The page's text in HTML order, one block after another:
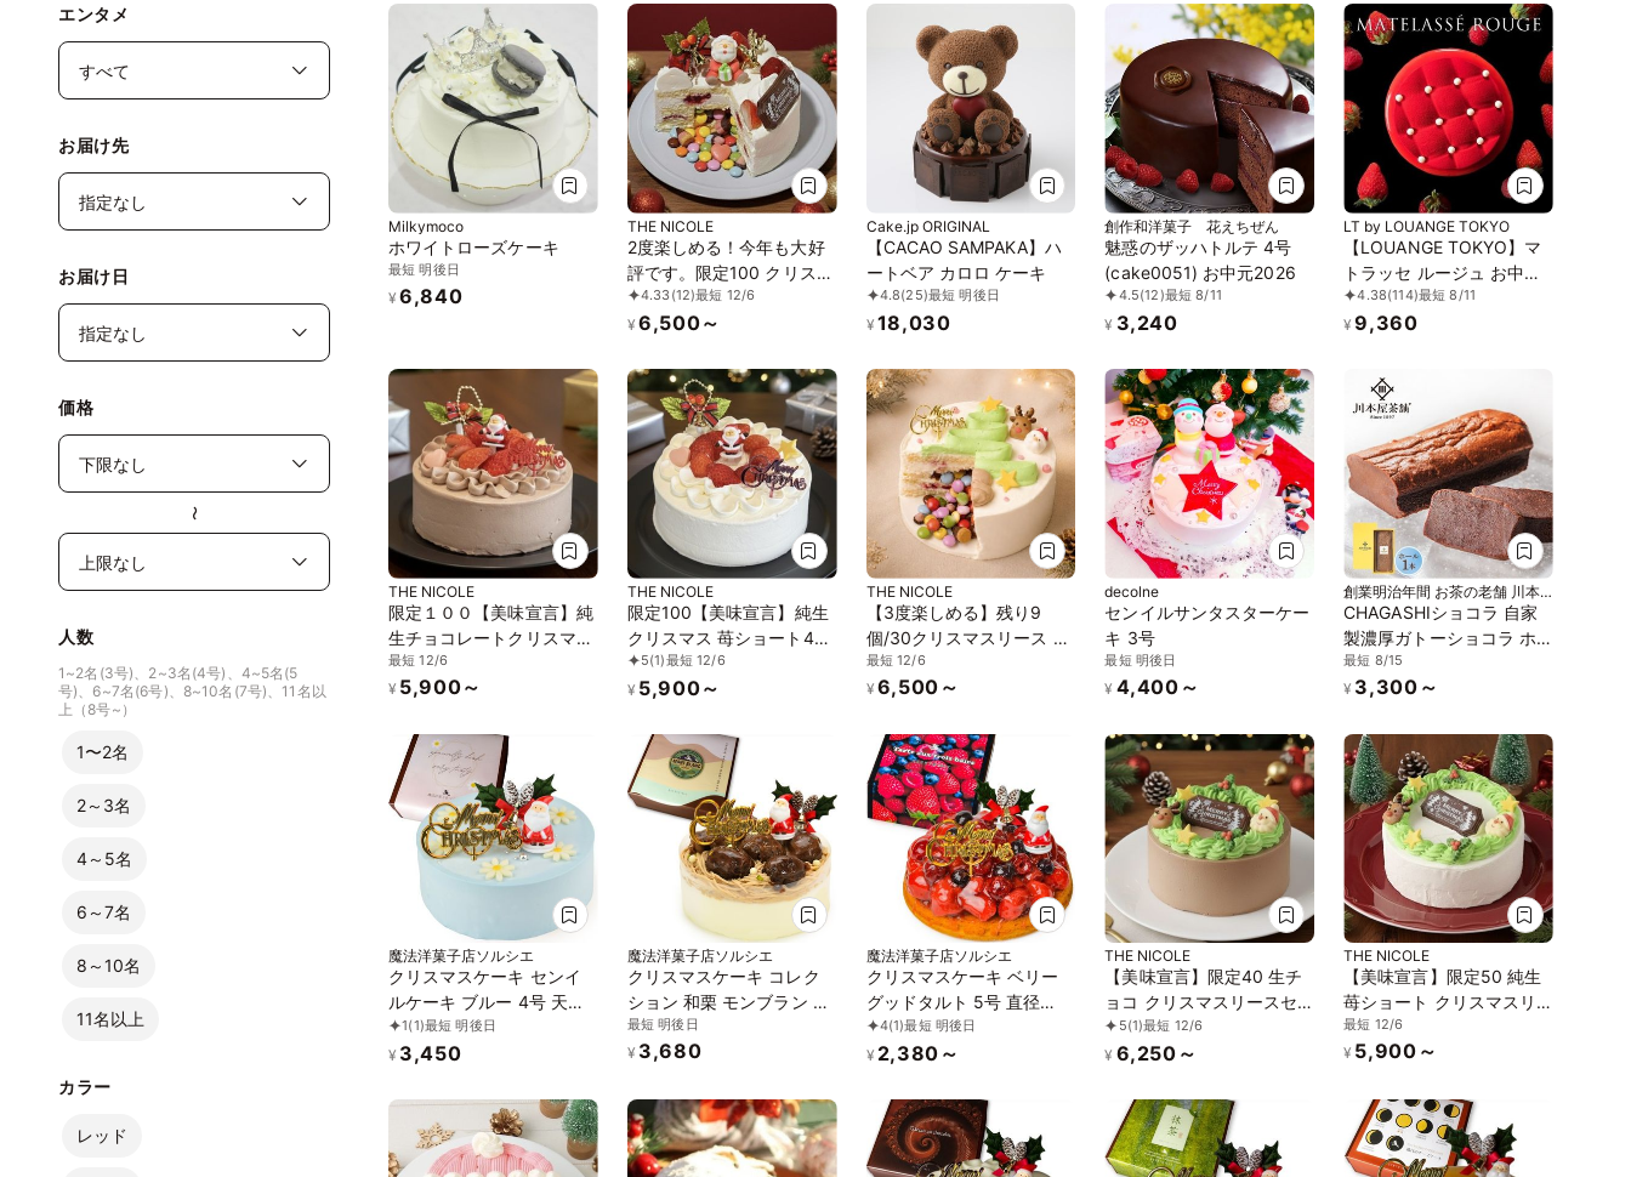
エンタメ
お届け先
お届け日
価格
〜
人数
1~2名(3号)、2~3名(4号)、4~5名(5
号)、6~7名(6号)、8~10名(7号)、11名以
上（8号~）
1〜2名
2～3名
4～5名
6～7名
8～10名
11名以上
カラー
レッド
Milkymoco
ホワイトローズケーキ
最短 明後日
¥ 6,840
THE NICOLE
2度楽しめる！今年も大好
評です。限定100 クリスマ
スギミックケーキ 4号
12cm
4.33 (12)最短 12/6
¥ 6,500～
Cake.jp ORIGINAL
【CACAO SAMPAKA】ハ
ートベア カロロ ケーキ
4.8(25)最短 明後日
¥ 18,030
創作和洋菓子 花えちぜん
魅惑のザッハトルテ 4号
(cake0051) お中元2026
4.5(12)最短 8/11
¥ 3,240
LT by LOUANGE TOKYO
【LOUANGE TOKYO】マ
トラッセ ルージュ お中元
2026
4.38(114)最短 8/11
¥ 9,360
THE NICOLE
限定１００【美味宣言】純
生チョコレートクリスマス
苺ショート 4号 12cm【甘
味すっきり、体に優しいス
２６
最短 12/6
¥ 5,900～
THE NICOLE
限定100【美味宣言】純生
クリスマス 苺ショート4号
12cm【甘味すっきり、体
に優しいスイーツを】
5(1)最短 12/6
¥ 5,900～
THE NICOLE
【3度楽しめる】残り9
個/30クリスマスリース ギ
ミック苺ショート センイ
ルケーキ ４号 1２m
最短 12/6
¥ 6,500～
decolne
センイルサンタスターケー
キ 3号
最短 明後日
¥ 4,400～
創業明治年間 お茶の老舗 川本
屋
CHAGASHIショコラ 自家
製濃厚ガトーショコラ ホ
ールサイズ お中元2026
最短 8/15
¥ 3,300～
魔法洋菓子店ソルシエ
クリスマスケーキ センイ
ルケーキ ブルー 4号 天然
色素 「クリスマス 飾り
付」スイーツ Xmas
ども
1(1)最短 明後日
¥ 3,450
魔法洋菓子店ソルシエ
クリスマスケーキ コレク
ション 和栗 モンブラン デ
コレーション 4号 直径
13.5cm 2人～4人分 約
最短 明後日
¥ 3,680
魔法洋菓子店ソルシエ
クリスマスケーキ ベリー
グッドタルト 5号 直径
16cm 4～6人分 約600g
クリスマス飾り付 スイー
4(1)最短 明後日
¥ 2,380～
THE NICOLE
【美味宣言】限定40 生チ
ョコ クリスマスリースセ
ンイルケーキ 4号 12cm
5(1)最短 12/6
¥ 6,250～
THE NICOLE
【美味宣言】限定50 純生
苺ショート クリスマスリ
ースセンイルケーキ 4号
12cm
最短 12/6
¥ 5,900～